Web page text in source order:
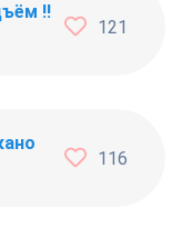
!!!
121
116